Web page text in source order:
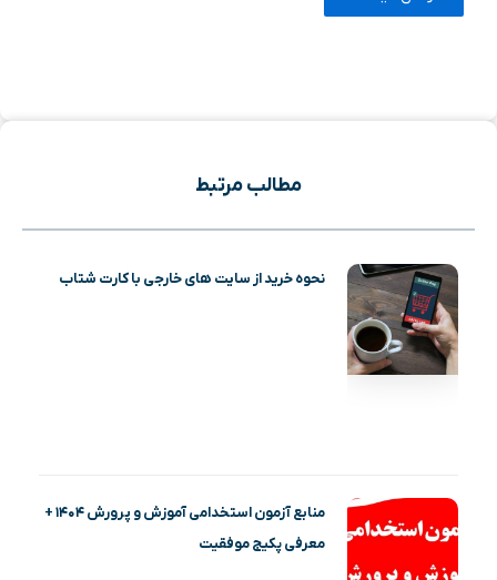
مطالب مرتبط
نحوه خرید از سایت های خارجی با کارت شتاب
منابع آزمون استخدامی آموزش و پرورش ۱۴۰۴ +
معرفی پکیج موفقیت